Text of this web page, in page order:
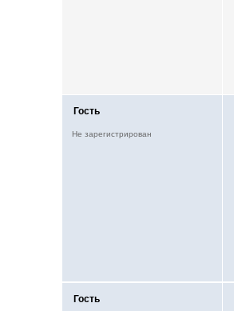
Гость
Не зарегистрирован
Гость